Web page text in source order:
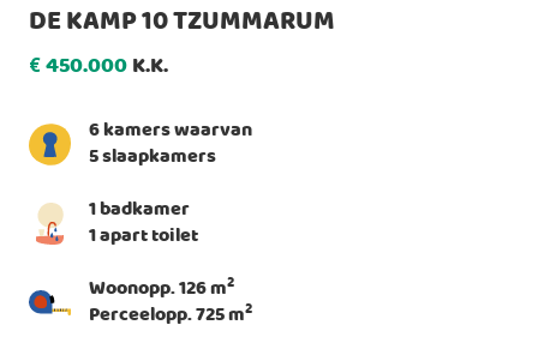
DE KAMP 10 TZUMMARUM
€450.000K.K.
6 kamers waarvan
5 slaapkamers
1 badkamer
1 apart toilet
Woonopp. 126 m2
Perceelopp. 725 m2